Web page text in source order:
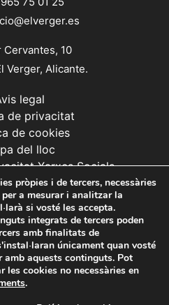
Cervantes, 10
Verger, Alicante.
legal
de privacitat
de cookies
del lloc
Xarxes Socials
de Informática de Diputación
Alicante
pròpies i de tercers, necessàries
a mesurar i analitzar la
si vosté les accepta.
integrats de tercers poden
amb finalitats de
únicament quan vosté
amb aquests continguts. Pot
les cookies no necessàries en
.